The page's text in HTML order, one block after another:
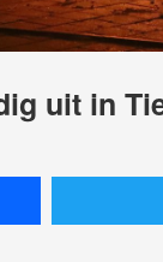
uit in